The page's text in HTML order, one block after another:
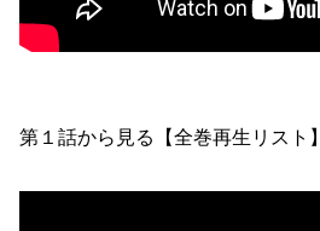
第１話から見る【全巻再生リスト】